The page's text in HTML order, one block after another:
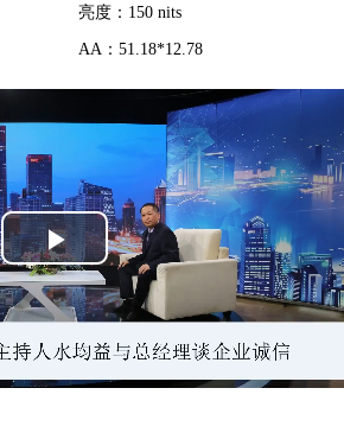
亮度：150 nits
AA：51.18*12.78
P
l
a